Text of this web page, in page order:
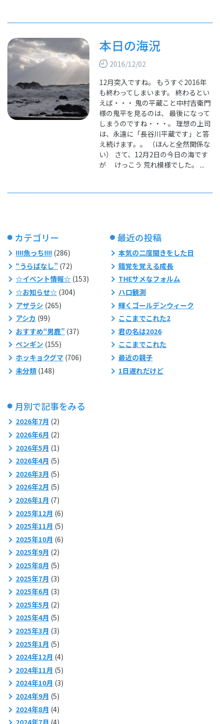
本日の海況
2016/12/02
12月突入ですね。 もうすぐ2016年
も終わってしまいます。 終わるとい
えば・・・ 鬼の平蔵こと中村吉衛門
様の鬼平を見るのは、 最後になって
しまうのですね・・・。 理想の上司
は、永遠に「長谷川平蔵です」と答
え続けます。。 （ほんと全然関係な
い） さて、12月2日の今日の海です
が けっこう 荒れ模様でした。 ...
カテゴリー
!!!!魚っち!!!!(286)
“うらばなし”(72)
☆イベント情報☆(153)
☆お知らせ☆(304)
アザラシ (265)
アシカ (99)
おすすめ“男鹿”(37)
ペンギン (155)
ホッキョクグマ (706)
未分類(148)
最近の投稿
本気の二度聞きをした日
錯覚を覚える成長
THEサメなフォルム
ハロ観測
輝くゴールデンウィーク
ここまでこれた2
君の名は2026
ここまでこれた
最近の親子
1日遅れだけど
月別で記事をみる
2026年7月 (2)
2026年6月 (2)
2026年5月 (1)
2026年4月 (5)
2026年3月 (5)
2026年2月 (5)
2026年1月 (7)
2025年12月 (6)
2025年11月 (5)
2025年10月 (6)
2025年9月 (2)
2025年8月 (5)
2025年7月 (3)
2025年6月 (3)
2025年5月 (2)
2025年4月 (5)
2025年3月 (3)
2025年1月 (5)
2024年12月 (4)
2024年11月 (5)
2024年10月 (3)
2024年9月 (5)
2024年8月 (4)